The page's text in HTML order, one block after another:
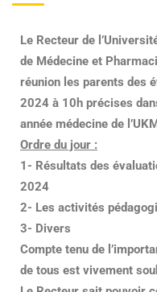
Le Recteur de
de Médecine et
réunion les parents des
2024 à 10h précises
année médecine de
Ordre du jour :
1- Résultats des
2024
2- Les activités
3- Divers
Compte tenu de
de tous est vivement